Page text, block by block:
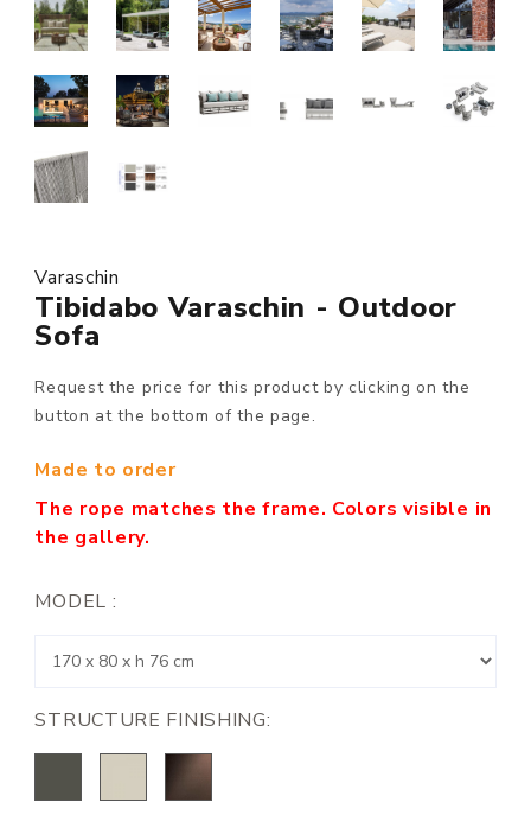
Varaschin
Tibidabo Varaschin - Outdoor
Sofa
Request the price for this product by clicking on the
button at the bottom of the page.
Made to order
The rope matches the frame. Colors visible in
the gallery.
MODEL :
STRUCTURE FINISHING: